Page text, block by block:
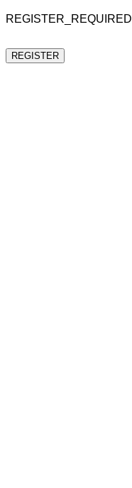
REGISTER_REQUIRED
REGISTER